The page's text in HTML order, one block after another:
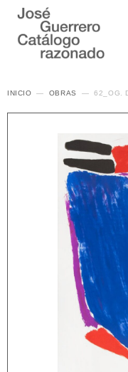
INICIO OBRAS 62_OG.